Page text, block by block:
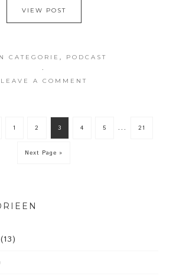
VIEW POST
CATEGORIE , PODCAST
·
LEAVE A COMMENT
1 2 3 4 5 … 21
Next Page »
(13)